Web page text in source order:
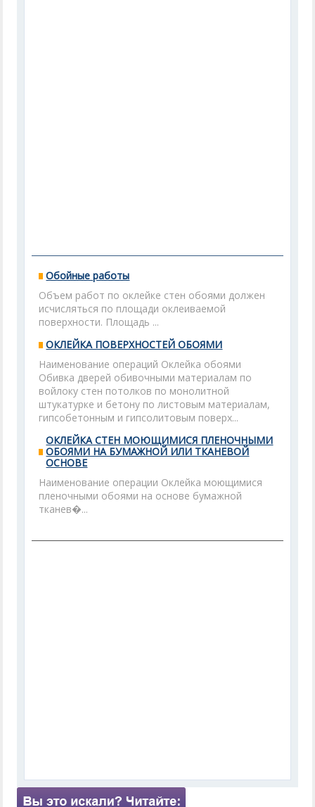
Обойные работы
Объем работ по оклейке стен обоями должен
исчисляться по площади оклеиваемой
поверхности. Площадь ...
ОКЛЕЙКА ПОВЕРХНОСТЕЙ ОБОЯМИ
Наименование операций Оклейка обоями
Обивка дверей обивочными материалам по
войлоку стен потолков по монолитной
штукатурке и бетону по листовым материалам,
гипсобетонным и гипсолитовым поверх...
ОКЛЕЙКА СТЕН МОЮЩИМИСЯ ПЛЕНОЧНЫМИ
ОБОЯМИ НА БУМАЖНОЙ ИЛИ ТКАНЕВОЙ
ОСНОВЕ
Наименование операции Оклейка моющимися
пленочными обоями на основе бумажной
тканев�...